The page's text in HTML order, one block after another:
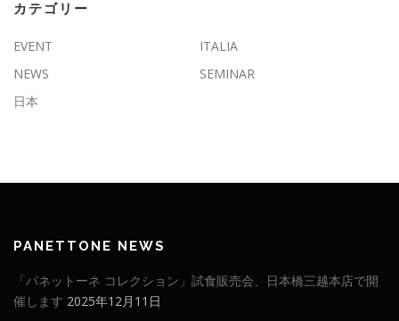
カテゴリー
EVENT
ITALIA
NEWS
SEMINAR
日本
PANETTONE NEWS
「パネットーネ コレクション」試食販売会、日本橋三越本店で開
催します 2025年12月11日